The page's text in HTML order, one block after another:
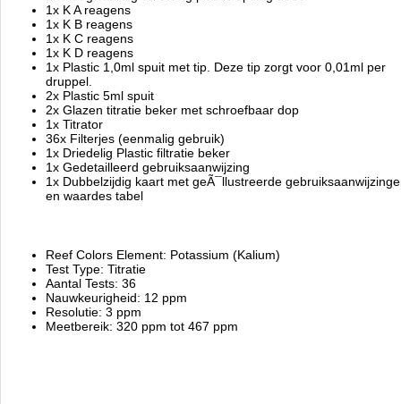
1x K A reagens
1x K B reagens
1x K C reagens
1x K D reagens
1x Plastic 1,0ml spuit met tip. Deze tip zorgt voor 0,01ml per
druppel.
2x Plastic 5ml spuit
2x Glazen titratie beker met schroefbaar dop
1x Titrator
36x Filterjes (eenmalig gebruik)
1x Driedelig Plastic filtratie beker
1x Gedetailleerd gebruiksaanwijzing
1x Dubbelzijdig kaart met geÃ¯llustreerde
en waardes tabel
Reef Colors Element: Potassium (Kalium)
Test Type: Titratie
Aantal Tests: 36
Nauwkeurigheid: 12 ppm
Resolutie: 3 ppm
Meetbereik: 320 ppm tot 467 ppm